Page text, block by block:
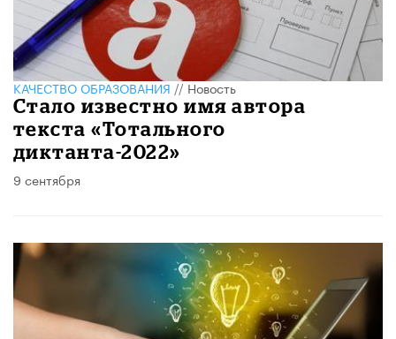
КАЧЕСТВО ОБРАЗОВАНИЯ//Новость
Стало известно имя автора
текста «Тотального
диктанта-2022»
9 сентября